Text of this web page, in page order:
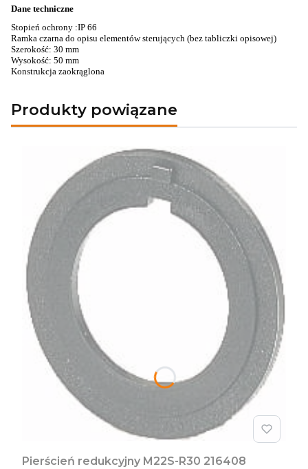
Dane techniczne
Stopień ochrony :IP 66
Ramka czarna do opisu elementów sterujących (bez tabliczki opisowej)
Szerokość: 30 mm
Wysokość: 50 mm
Konstrukcja zaokrąglona
Produkty powiązane
Pierścień redukcyjny M22S-R30 216408